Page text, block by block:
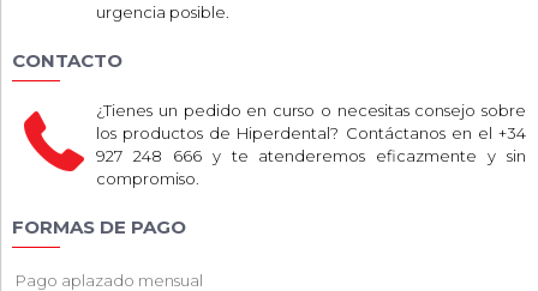
urgencia posible.
CONTACTO
¿Tienes un pedido en curso o necesitas consejo sobre
los productos de Hiperdental? Contáctanos en el +34
927 248 666 y te atenderemos eficazmente y sin
compromiso.
FORMAS DE PAGO
Pago aplazado mensual